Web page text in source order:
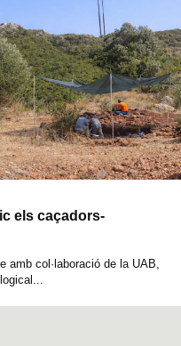
els caçadors-
amb col·laboració de la UAB,